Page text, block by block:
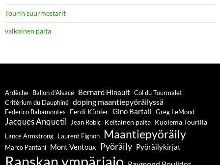
Tourin suurmestarit
valkoinen paita
Ardèche Ballon d’Alsace Bernard Hinault Col du Tourmalet
Critérium du Dauphiné doping maantiepyöräilyssä
Federico Bahamontes Ferdi Kübler Gino Bartali Greg LeMond
Jacques Anquetil Jean Robic Keltainen paita Kuolema Tourilla
Lance Armstrong Laurent Fignon Maantiepyöräily
Marco Pantani Mont Ventoux Pyöräily Pyöräilykirjat
Ranskan ympäriajo